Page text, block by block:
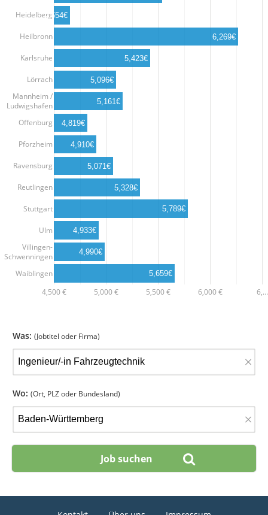
4,500 € 5,000 € 5,500 € 6,000 € 6,…
Heidelberg
Heilbronn
Karlsruhe
Lörrach
Mannheim /
Ludwigshafen
Offenburg
Pforzheim
Ravensburg
Reutlingen
Stuttgart
Ulm
Villingen-
Schwenningen
Waiblingen
4,654€
6,269€
5,423€
5,096€
5,161€
4,819€
4,910€
5,071€
5,328€
5,789€
4,933€
4,990€
5,659€
Was: (Jobtitel oder Firma)
×
Wo: (Ort, PLZ oder Bundesland)
×